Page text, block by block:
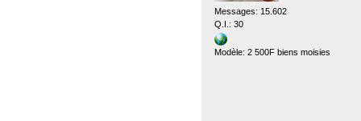
Messages: 15.602
Q.I.: 30
Modèle: 2 500F biens moisies